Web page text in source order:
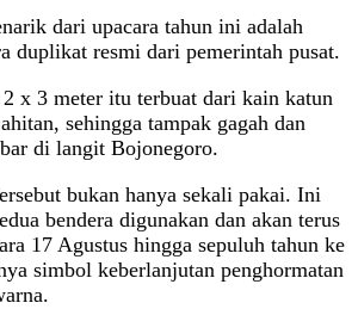
dari upacara tahun ini adalah
duplikat resmi dari pemerintah pusat.
x 3 meter itu terbuat dari kain katun
sehingga tampak gagah dan
di langit Bojonegoro.
bukan hanya sekali pakai. Ini
bendera digunakan dan akan terus
17 Agustus hingga sepuluh tahun ke
simbol keberlanjutan penghormatan